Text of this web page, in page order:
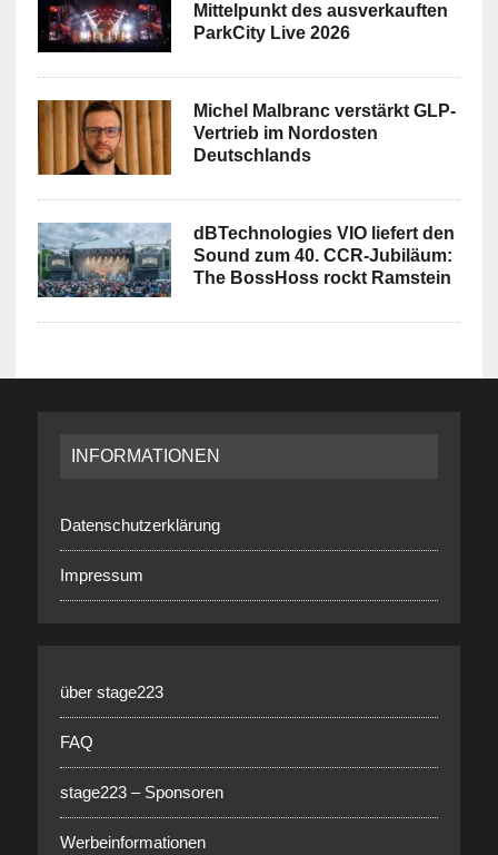
Mittelpunkt des ausverkauften
ParkCity Live 2026
Michel Malbranc verstärkt GLP-
Vertrieb im Nordosten
Deutschlands
dBTechnologies VIO liefert den
Sound zum 40. CCR-Jubiläum:
The BossHoss rockt Ramstein
INFORMATIONEN
Datenschutzerklärung
Impressum
über stage223
FAQ
stage223 – Sponsoren
Werbeinformationen